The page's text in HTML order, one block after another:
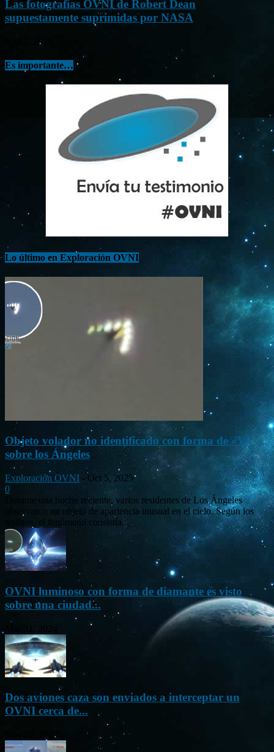
Las fotografías OVNI de Robert Dean
supuestamente suprimidas por NASA
Jul 23, 2015
Es importante…
Lo último en Exploración OVNI
Objeto volador no identificado con forma de «V»
sobre los Ángeles
Exploración OVNI - Oct 5, 2025
0
Durante una noche reciente, varios residentes de Los Ángeles
observaron un objeto de apariencia inusual en el cielo. Según los
testigos, el fenómeno consistía...
OVNI luminoso con forma de diamante es visto
sobre una ciudad...
Dos aviones caza son enviados a interceptar un
OVNI cerca de...
Nov 22, 2023